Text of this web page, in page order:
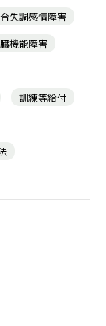
失調感情障害
機能障害
訓練等給付